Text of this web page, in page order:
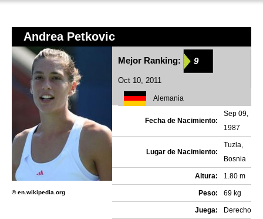
Andrea Petkovic
© en.wikipedia.org
Mejor Ranking: 9
Oct 10, 2011
Alemania
Fecha de Nacimiento:
Sep 09,
1987
Lugar de Nacimiento:
Tuzla,
Bosnia
Altura: 1.80 m
Peso: 69 kg
Juega: Derecho